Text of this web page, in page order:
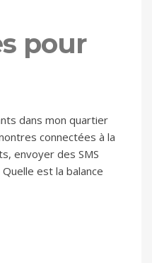
pour
dans mon quartier
connectées à la
envoyer des SMS
est la balance